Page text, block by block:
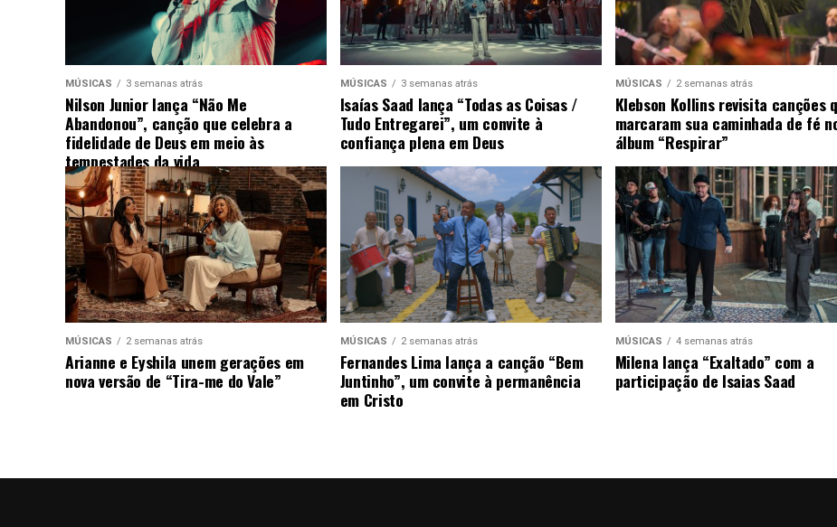
MÚSICAS 3 semanas atrás
Nilson Junior lança “Não Me
Abandonou”, canção que celebra a
fidelidade de Deus em meio às
tempestades da vida
MÚSICAS 3 semanas atrás
Isaías Saad lança “Todas as Coisas /
Tudo Entregarei”, um convite à
confiança plena em Deus
MÚSICAS 2 semanas atrás
Klebson Kollins revisita canções
marcaram sua caminhada de fé
álbum “Respirar”
MÚSICAS 2 semanas atrás
Arianne e Eyshila unem gerações em
nova versão de “Tira-me do Vale”
MÚSICAS 2 semanas atrás
Fernandes Lima lança a canção “Bem
Juntinho”, um convite à permanência
em Cristo
MÚSICAS 4 semanas atrás
Milena lança “Exaltado” com a
participação de Isaias Saad